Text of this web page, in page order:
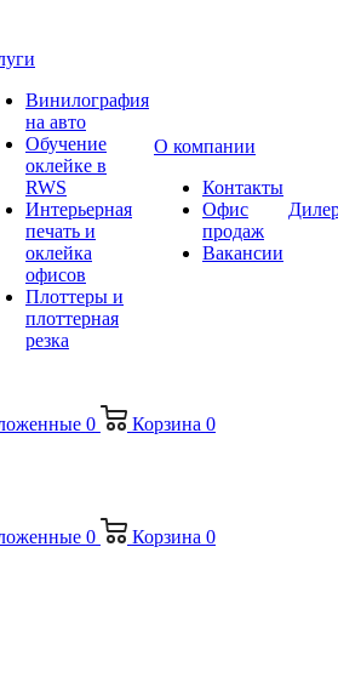
Винилография
на авто
Обучение
оклейке в
RWS
Интерьерная
печать и
оклейка
офисов
Плоттеры и
плоттерная
резка
О компании
Контакты
Офис
продаж
Вакансии
0 Корзина 0
0 Корзина 0